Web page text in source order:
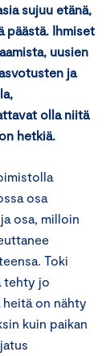
sujuu etänä,
päästä. Ihmiset
uusien
ja
olla niitä
hetkiä.
osa
osa, milloin
Toki
tehty jo
heitä on nähty
kuin paikan